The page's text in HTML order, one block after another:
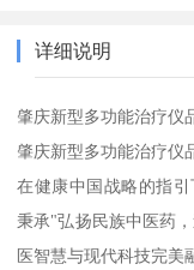
详细说明
肇庆新型多功能治疗仪
肇庆新型多功能治疗仪
在健康中国战略的指
秉承"弘扬民族中医药
医智慧与现代科技完美